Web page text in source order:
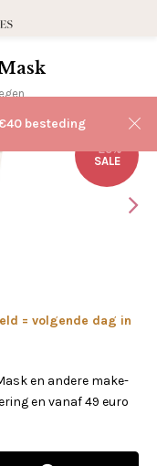
besteding
-25%
SALE
= volgende dag in
en andere make-
en vanaf 49 euro